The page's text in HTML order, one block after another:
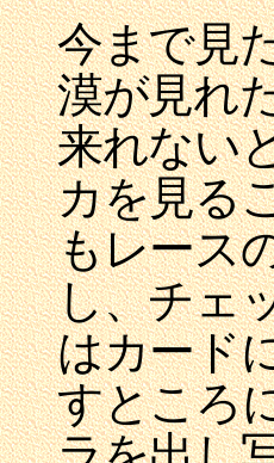
今まで見
漠が見れ
来れない
カを見る
もレース
し、チェ
はカード
すところ